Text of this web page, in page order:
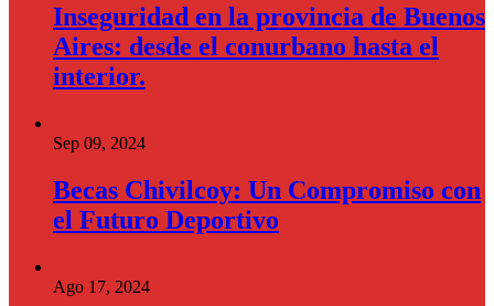
Inseguridad en la provincia de Buenos
Aires: desde el conurbano hasta el
interior.
Sep 09, 2024
Becas Chivilcoy: Un Compromiso con
el Futuro Deportivo
Ago 17, 2024